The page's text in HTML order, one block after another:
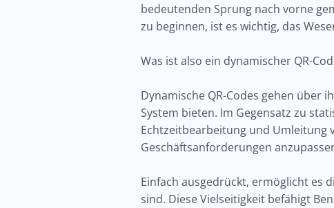
bedeutenden Sprung nach vorne
zu beginnen, ist es wichtig, das
Was ist also ein dynamischer QR-
Dynamische QR-Codes gehen über
System bieten. Im Gegensatz zu
Echtzeitbearbeitung und Umleitung
Geschäftsanforderungen
Einfach ausgedrückt, ermöglicht es
sind. Diese Vielseitigkeit befähigt